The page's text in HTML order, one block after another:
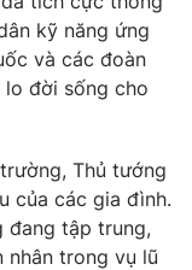
kỹ năng ứng
và các đoàn
đời sống cho
Thủ tướng
của các gia đình.
đang tập trung,
nhân trong vụ lũ